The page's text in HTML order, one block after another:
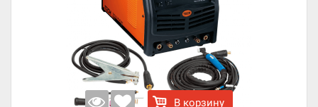
В корзину